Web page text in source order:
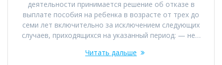
деятельности принимается решение об отказе в
выплате пособия на ребенка в возрасте от трех до
семи лет включительно за исключением следующих
случаев, приходящихся на указанный период: — не…
Читать дальше